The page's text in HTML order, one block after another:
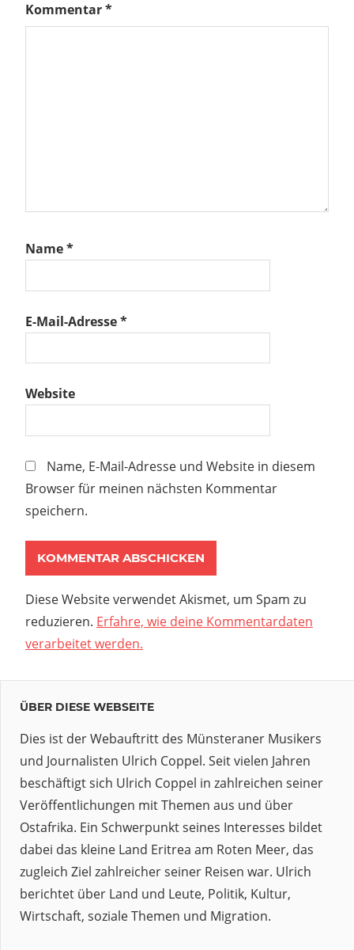
Kommentar*
Name*
E-Mail-Adresse*
Website
Name, E-Mail-Adresse und Website in diesem
Browser für meinen nächsten Kommentar
speichern.
Diese Website verwendet Akismet, um Spam zu
reduzieren. Erfahre, wie deine Kommentardaten
verarbeitet werden.
ÜBER DIESE WEBSEITE
Dies ist der Webauftritt des Münsteraner Musikers
und Journalisten Ulrich Coppel. Seit vielen Jahren
beschäftigt sich Ulrich Coppel in zahlreichen seiner
Veröffentlichungen mit Themen aus und über
Ostafrika. Ein Schwerpunkt seines Interesses bildet
dabei das kleine Land Eritrea am Roten Meer, das
zugleich Ziel zahlreicher seiner Reisen war. Ulrich
berichtet über Land und Leute, Politik, Kultur,
Wirtschaft, soziale Themen und Migration.